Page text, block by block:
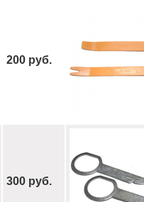
200 руб.
300 руб.